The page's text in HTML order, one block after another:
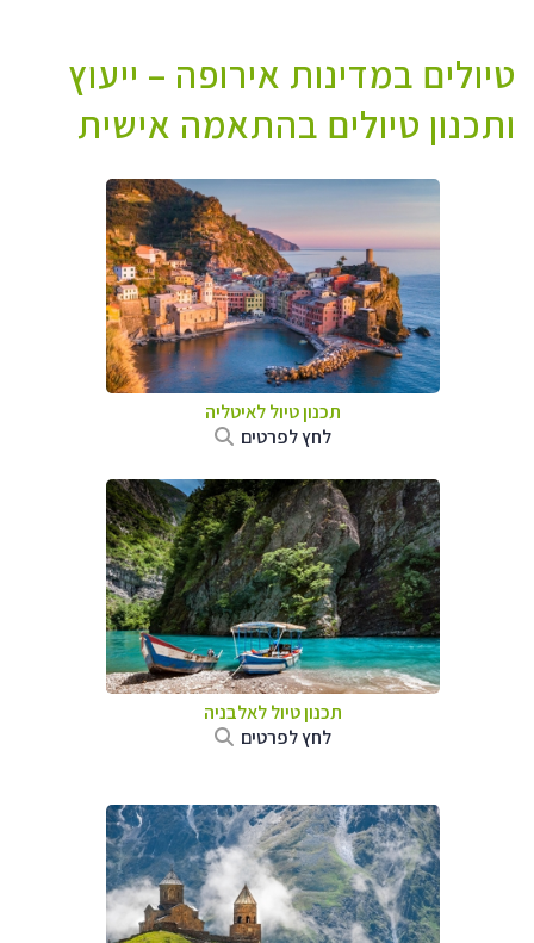
טיולים במדינות אירופה – ייעוץ
ותכנון טיולים בהתאמה אישית
תכנון טיול לאיטליה
לחץ לפרטים
תכנון טיול לאלבניה
לחץ לפרטים